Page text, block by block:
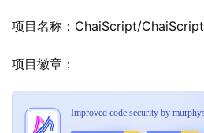
项目名称：ChaiScript/ChaiScript
项目徽章：